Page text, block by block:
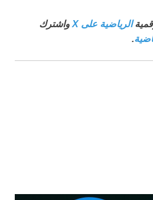
الرياضية على X
واشترك
.